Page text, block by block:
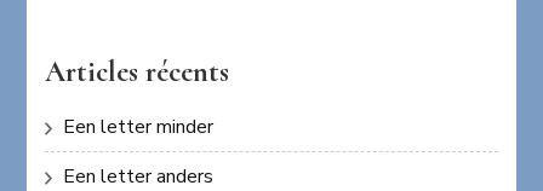
Articles récents
Een letter minder
Een letter anders